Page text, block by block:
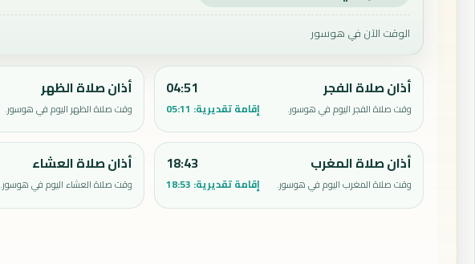
الوقت الآن في هوسور
أذان صلاة الفجر
وقت صلاة الفجر اليوم في هوسور.
04:51
إقامة تقديرية: 05:11
أذان صلاة الظهر
وقت صلاة الظهر اليوم في هوسور.
أذان صلاة المغرب
وقت صلاة المغرب اليوم في هوسور.
18:43
إقامة تقديرية: 18:53
أذان صلاة العشاء
وقت صلاة العشاء اليوم في هوسور.